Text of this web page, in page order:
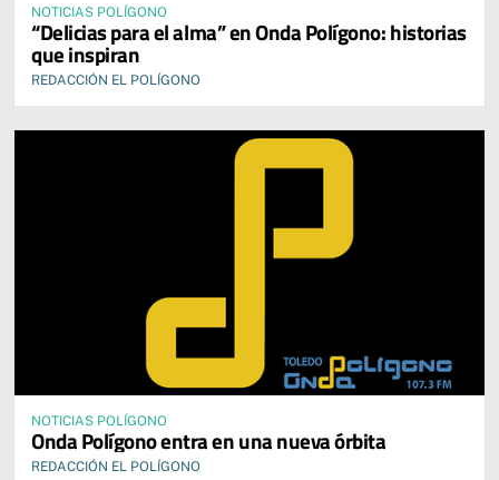
NOTICIAS POLÍGONO
“Delicias para el alma” en Onda Polígono: historias
que inspiran
REDACCIÓN EL POLÍGONO
NOTICIAS POLÍGONO
Onda Polígono entra en una nueva órbita
REDACCIÓN EL POLÍGONO